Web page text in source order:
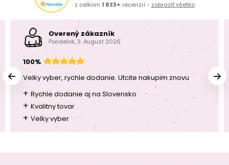
z celkom 1 833+ recenzií - zobraziť všetko
Overený zákazník
Pondelok, 3. August 2026
100%
Velky vyber, rychle dodanie. Utcite nakupim znovu
+ Rychle dodanie aj na Slovensko
+ Kvalitny tovar
+ Velky vyber